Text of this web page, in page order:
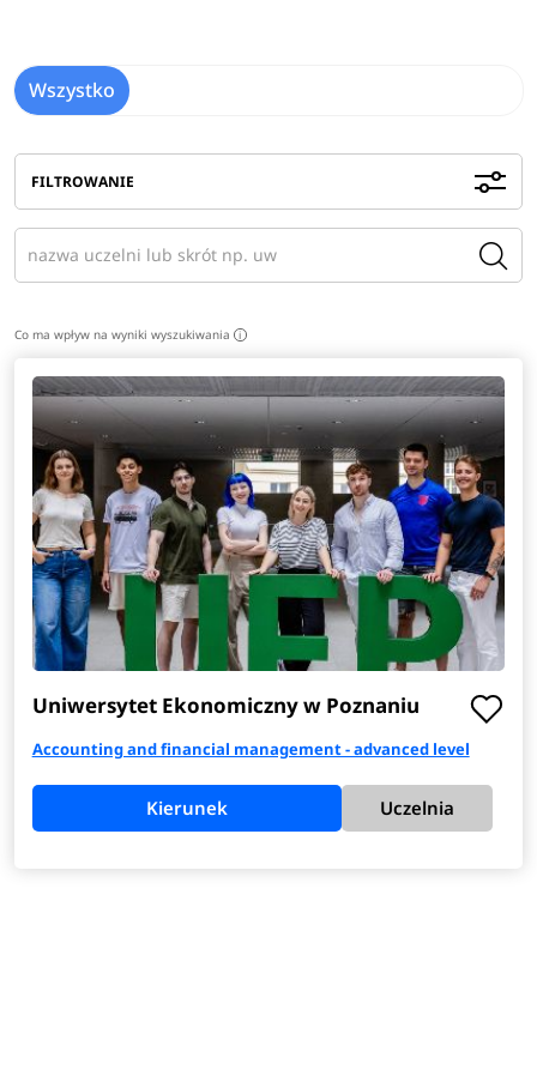
Wszystko
FILTROWANIE
Co ma wpływ na wyniki wyszukiwania i
Uniwersytet Ekonomiczny w Poznaniu
Accounting and financial management - advanced level
Kierunek Uczelnia